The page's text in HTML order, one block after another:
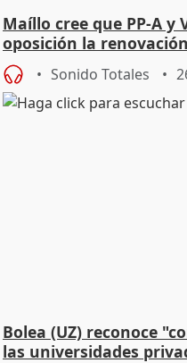
Maíllo cree que PP-A y
oposición la
Defensor
Sonido Totales
Bolea (UZ) reconoce
las universidades